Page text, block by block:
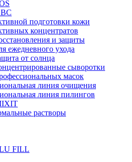
подготовки кожи
концентратов
и защиты
ежедневного ухода
от солнца
сыворотки
масок
линия очищения
линия пилингов
растворы
FILL